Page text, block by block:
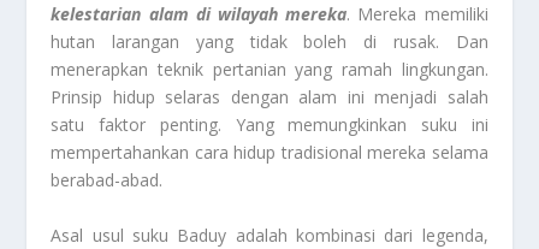
kelestarian alam di wilayah mereka. Mereka memiliki
hutan larangan yang tidak boleh di rusak. Dan
menerapkan teknik pertanian yang ramah lingkungan.
Prinsip hidup selaras dengan alam ini menjadi salah
satu faktor penting. Yang memungkinkan suku ini
mempertahankan cara hidup tradisional mereka selama
berabad-abad.
Asal usul suku Baduy adalah kombinasi dari legenda,